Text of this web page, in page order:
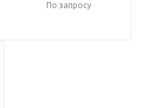
По запросу